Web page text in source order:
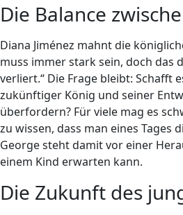
Die Balance
Diana Jiménez mahnt die
muss immer stark sein, doch das
verliert.“ Die Frage bleibt: Schafft
zukünftiger König und seiner
überfordern? Für viele mag es
zu wissen, dass man eines
George steht damit vor einer
einem Kind erwarten kann.
Die Zukunft des